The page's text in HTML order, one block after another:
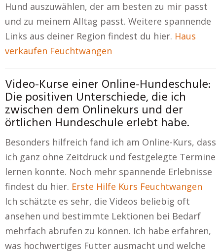
Hund auszuwählen, der am besten zu mir passt
und zu meinem Alltag passt. Weitere spannende
Links aus deiner Region findest du hier. Haus
verkaufen Feuchtwangen
Video-Kurse einer Online-Hundeschule:
Die positiven Unterschiede, die ich
zwischen dem Onlinekurs und der
örtlichen Hundeschule erlebt habe.
Besonders hilfreich fand ich am Online-Kurs, dass
ich ganz ohne Zeitdruck und festgelegte Termine
lernen konnte. Noch mehr spannende Erlebnisse
findest du hier. Erste Hilfe Kurs Feuchtwangen
Ich schätzte es sehr, die Videos beliebig oft
ansehen und bestimmte Lektionen bei Bedarf
mehrfach abrufen zu können. Ich habe erfahren,
was hochwertiges Futter ausmacht und welche